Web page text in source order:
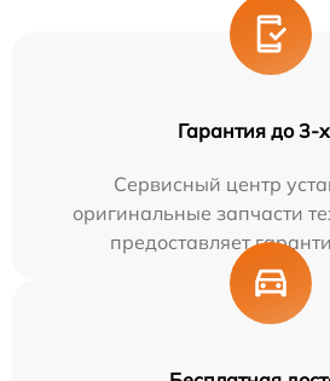
Гарантия до 3-
Сервисный центр
оригинальные запчасти
предоставляет